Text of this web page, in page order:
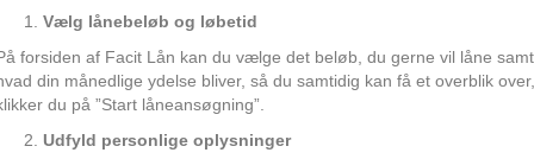
Vælg lånebeløb og løbetid
forsiden af Facit Lån kan du vælge det beløb, du gerne vil låne
din månedlige ydelse bliver, så du samtidig kan få et overblik
du på ”Start låneansøgning”.
Udfyld personlige oplysninger